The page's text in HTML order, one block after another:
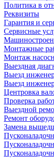
Политика в
Реквизиты
Гарантия и
Сервисные
Монтажные
Монтаж
Выездная
Выезд
Выезд
Центровка
Проверка
Выездной
Ремонт
Замена